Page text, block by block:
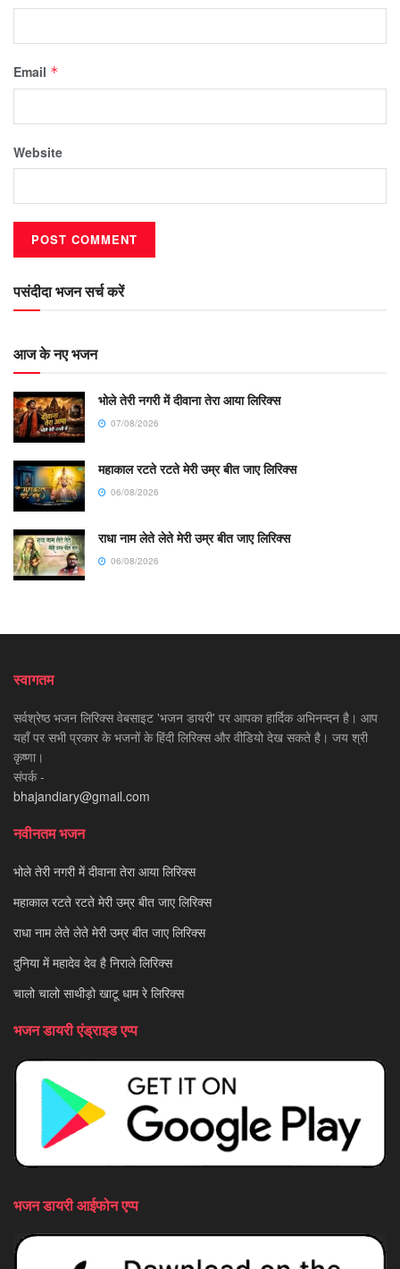
Email *
Website
पसंदीदा भजन सर्च करें
आज के नए भजन
भोले तेरी नगरी में दीवाना तेरा आया लिरिक्स
07/08/2026
महाकाल रटते रटते मेरी उम्र बीत जाए लिरिक्स
06/08/2026
राधा नाम लेते लेते मेरी उम्र बीत जाए लिरिक्स
06/08/2026
स्वागतम
सर्वश्रेष्ठ भजन लिरिक्स वेबसाइट 'भजन डायरी' पर आपका हार्दिक अभिनन्दन है। आप
यहाँ पर सभी प्रकार के भजनों के हिंदी लिरिक्स और वीडियो देख सकते है। जय श्री
कृष्णा।
संपर्क -
bhajandiary@gmail.com
नवीनतम भजन
भोले तेरी नगरी में दीवाना तेरा आया लिरिक्स
महाकाल रटते रटते मेरी उम्र बीत जाए लिरिक्स
राधा नाम लेते लेते मेरी उम्र बीत जाए लिरिक्स
दुनिया में महादेव देव है निराले लिरिक्स
चालो चालो साथीड़ो खाटू धाम रे लिरिक्स
भजन डायरी एंड्राइड एप्प
भजन डायरी आईफोन एप्प